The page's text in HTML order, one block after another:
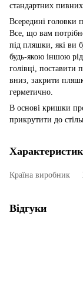
стандартних
Всередині головки
Все, що вам
під пляшки, які ви
будь-якою іншою
голівці,
вниз, закрити
герметично.
В основі кришки
прикрутити до
Країна виробник
Відгуки